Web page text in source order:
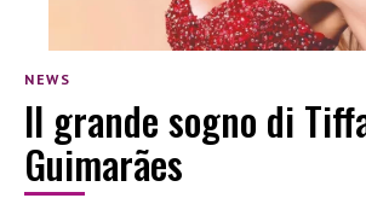
NEWS
Il grande sogno di
Guimarães